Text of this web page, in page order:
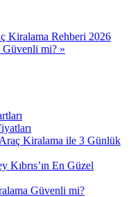
Kiralama Rehberi 2026
Güvenli mi? »
Araç Kiralama ile 3 Günlük
Kıbrıs’ın En Güzel
Güvenli mi?